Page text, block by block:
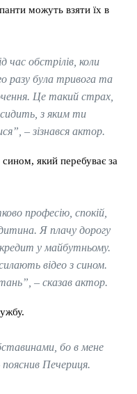
можуть взяти їх в
час обстрілів, коли
разу була тривога та
Це такий страх,
з яким ти
– зізнався актор.
який перебуває за
професію, спокій,
Я плачу дорогу
кредит у майбутньому.
відео з сином.
– сказав актор.
бо в мене
Печериця.